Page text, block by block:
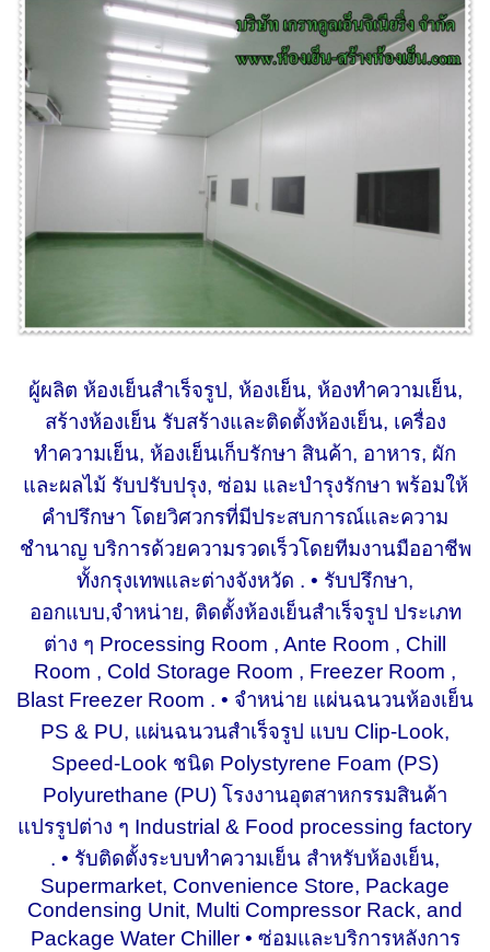
ผู้ผลิต ห้องเย็นสำเร็จรูป, ห้องเย็น, ห้องทำความเย็น,
สร้างห้องเย็น รับสร้างและติดตั้งห้องเย็น, เครื่อง
ทำความเย็น, ห้องเย็นเก็บรักษา สินค้า, อาหาร, ผัก
และผลไม้ รับปรับปรุง, ซ่อม และบำรุงรักษา พร้อมให้
คำปรึกษา โดยวิศวกรที่มีประสบการณ์และความ
ชำนาญ บริการด้วยความรวดเร็วโดยทีมงานมืออาชีพ
ทั้งกรุงเทพและต่างจังหวัด . • รับปรึกษา,
ออกแบบ,จำหน่าย, ติดตั้งห้องเย็นสำเร็จรูป ประเภท
ต่าง ๆ Processing Room , Ante Room , Chill
Room , Cold Storage Room , Freezer Room ,
Blast Freezer Room . • จำหน่าย แผ่นฉนวนห้องเย็น
PS & PU, แผ่นฉนวนสำเร็จรูป แบบ Clip-Look,
Speed-Look ชนิด Polystyrene Foam (PS)
Polyurethane (PU) โรงงานอุตสาหกรรมสินค้า
แปรรูปต่าง ๆ Industrial & Food processing factory
. • รับติดตั้งระบบทำความเย็น สำหรับห้องเย็น,
Supermarket, Convenience Store, Package
Condensing Unit, Multi Compressor Rack, and
Package Water Chiller • ซ่อมและบริการหลังการ